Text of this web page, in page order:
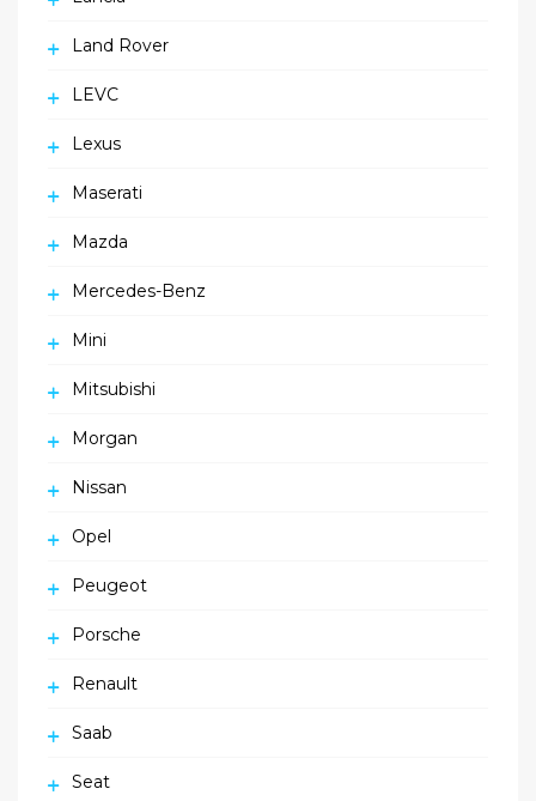
Land Rover
LEVC
Lexus
Maserati
Mazda
Mercedes-Benz
Mini
Mitsubishi
Morgan
Nissan
Opel
Peugeot
Porsche
Renault
Saab
Seat